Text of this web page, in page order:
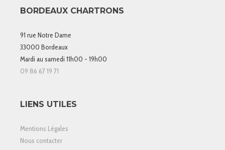
BORDEAUX CHARTRONS
91 rue Notre Dame
33000 Bordeaux
Mardi au samedi 11h00 - 19h00
09 86 67 19 71
LIENS UTILES
Mentions Légales
Nous contacter